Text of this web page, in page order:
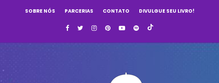
SOBRE NÓS PARCERIAS CONTATO DIVULGUE SEU LIVRO!